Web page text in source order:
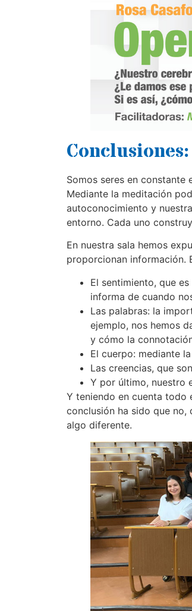
Conclusiones:
Somos seres en
Mediante la meditación
autoconocimiento y
entorno. Cada uno
En nuestra sala hemos
proporcionan información.
El sentimiento, que
informa de cuando
Las palabras: la
ejemplo, nos hemos
y cómo la
El cuerpo: mediante
Las creencias, que
Y por último, nuestro
Y teniendo en cuenta todo
conclusión ha sido que
algo diferente.